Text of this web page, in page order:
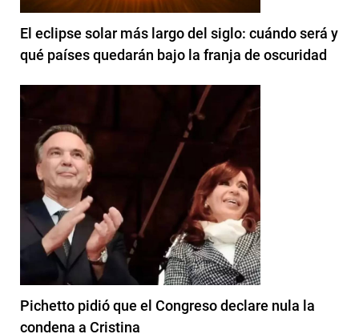
El eclipse solar más largo del siglo: cuándo será y
qué países quedarán bajo la franja de oscuridad
Pichetto pidió que el Congreso declare nula la
condena a Cristina